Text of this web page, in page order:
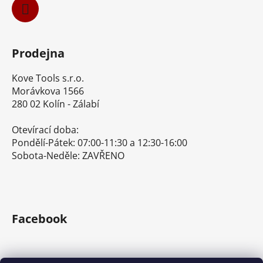
Prodejna
Kove Tools s.r.o.
Morávkova 1566
280 02 Kolín - Zálabí
Otevírací doba:
Pondělí-Pátek: 07:00-11:30 a 12:30-16:00
Sobota-Neděle: ZAVŘENO
Facebook